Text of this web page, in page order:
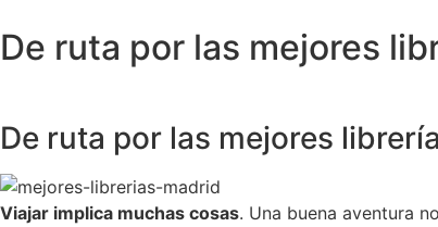
De ruta por las mejores
De ruta por las mejores
Viajar implica muchas cosas. Una buena aventura